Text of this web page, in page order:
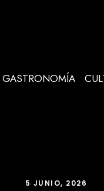
GASTRONOMÍA
5 JUNIO, 2026